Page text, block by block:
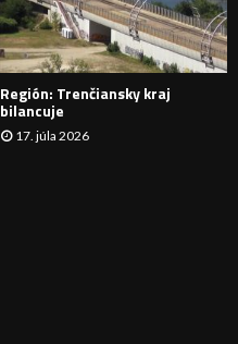
I
E
Región: Trenčiansky kraj
bilancuje
17. júla 2026